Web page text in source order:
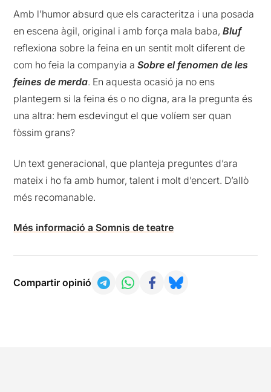
Amb l’humor absurd que els caracteritza i una posada
en escena àgil, original i amb força mala baba,Bluf
reflexiona sobre la feina en un sentit molt diferent de
com ho feia la companyia aSobre el fenomen de les
feines de merda. En aquesta ocasió ja no ens
plantegem si la feina és o no digna, ara la pregunta és
una altra: hem esdevingut el que volíem ser quan
fòssim grans?
Un text generacional, que planteja preguntes d’ara
mateix i ho fa amb humor, talent i molt d’encert. D’allò
més recomanable.
Més informació a Somnis de teatre
Compartir opinió